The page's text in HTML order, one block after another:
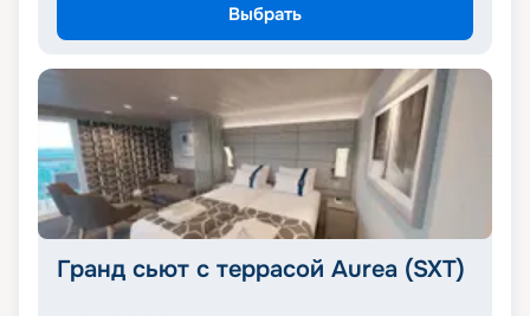
Выбрать
Гранд сьют с террасой Aurea (SXT)